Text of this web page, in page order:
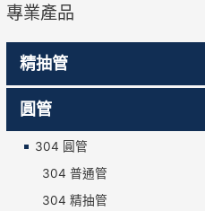
專業產品
精抽管
圓管
304 圓管
304 普通管
304 精抽管